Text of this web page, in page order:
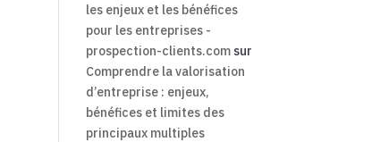
les enjeux et les bénéfices
pour les entreprises -
prospection-clients.com sur
Comprendre la valorisation
d’entreprise : enjeux,
bénéfices et limites des
principaux multiples